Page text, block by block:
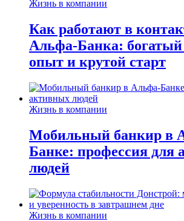
Жизнь в компании
Как работают в
Альфа-Банка:
опыт и крутой старт
Жизнь в компании
Мобильный банкир в
Банке: профессия для
людей
Жизнь в компании